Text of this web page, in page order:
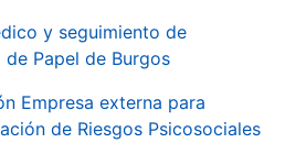
y seguimiento de
Papel de Burgos
Empresa externa para
de Riesgos Psicosociales